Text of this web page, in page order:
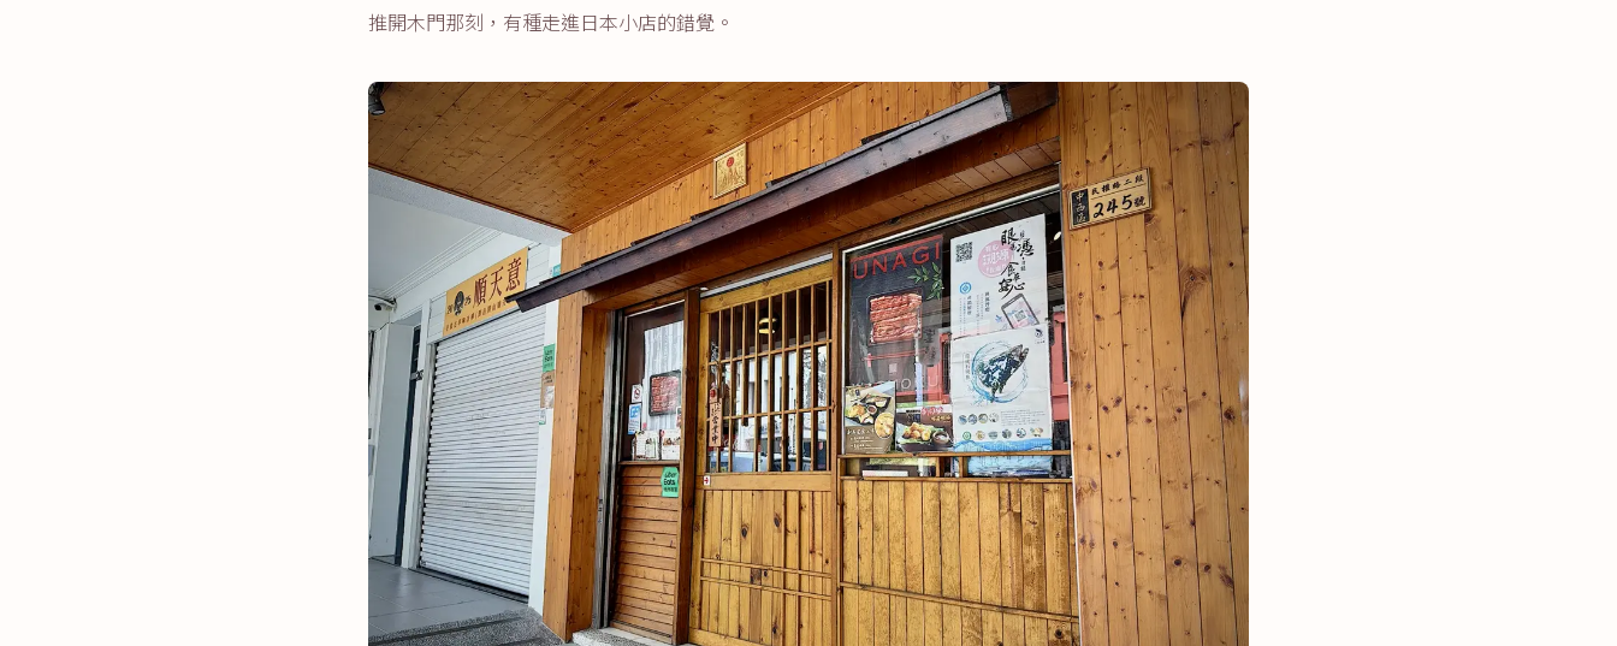
推開木門那刻，有種走進日本小店的錯覺。